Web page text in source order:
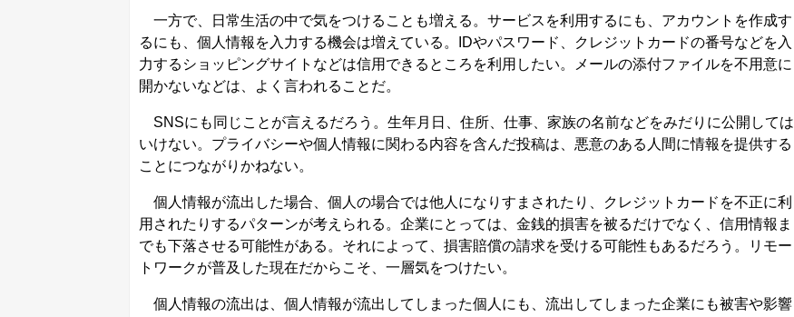
一方で、日常生活の中で気をつけることも増える。サービスを利用するにも、アカウントを作成す
るにも、個人情報を入力する機会は増えている。IDやパスワード、クレジットカードの番号などを入
力するショッピングサイトなどは信用できるところを利用したい。メールの添付ファイルを不用意に
開かないなどは、よく言われることだ。
SNSにも同じことが言えるだろう。生年月日、住所、仕事、家族の名前などをみだりに公開しては
いけない。プライバシーや個人情報に関わる内容を含んだ投稿は、悪意のある人間に情報を提供する
ことにつながりかねない。
個人情報が流出した場合、個人の場合では他人になりすまされたり、クレジットカードを不正に利
用されたりするパターンが考えられる。企業にとっては、金銭的損害を被るだけでなく、信用情報ま
でも下落させる可能性がある。それによって、損害賠償の請求を受ける可能性もあるだろう。リモー
トワークが普及した現在だからこそ、一層気をつけたい。
個人情報の流出は、個人情報が流出してしまった個人にも、流出してしまった企業にも被害や影響